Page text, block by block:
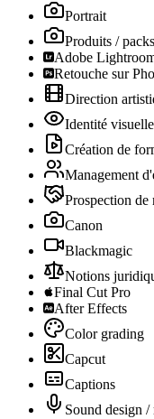
Portrait
Produits /
Adobe
Retouche sur
Direction
Identité visuelle
Création de
Management
Prospection de
Canon
Blackmagic
Notions
Final Cut Pro
After Effects
Color grading
Capcut
Captions
Sound design